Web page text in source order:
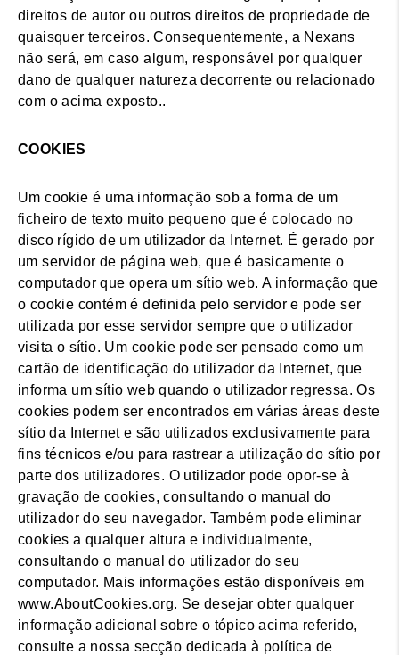
direitos de autor ou outros direitos de propriedade de
quaisquer terceiros. Consequentemente, a Nexans
não será, em caso algum, responsável por qualquer
dano de qualquer natureza decorrente ou relacionado
com o acima exposto..
COOKIES
Um cookie é uma informação sob a forma de um
ficheiro de texto muito pequeno que é colocado no
disco rígido de um utilizador da Internet. É gerado por
um servidor de página web, que é basicamente o
computador que opera um sítio web. A informação que
o cookie contém é definida pelo servidor e pode ser
utilizada por esse servidor sempre que o utilizador
visita o sítio. Um cookie pode ser pensado como um
cartão de identificação do utilizador da Internet, que
informa um sítio web quando o utilizador regressa. Os
cookies podem ser encontrados em várias áreas deste
sítio da Internet e são utilizados exclusivamente para
fins técnicos e/ou para rastrear a utilização do sítio por
parte dos utilizadores. O utilizador pode opor-se à
gravação de cookies, consultando o manual do
utilizador do seu navegador. Também pode eliminar
cookies a qualquer altura e individualmente,
consultando o manual do utilizador do seu
computador. Mais informações estão disponíveis em
www.AboutCookies.org. Se desejar obter qualquer
informação adicional sobre o tópico acima referido,
consulte a nossa secção dedicada à política de